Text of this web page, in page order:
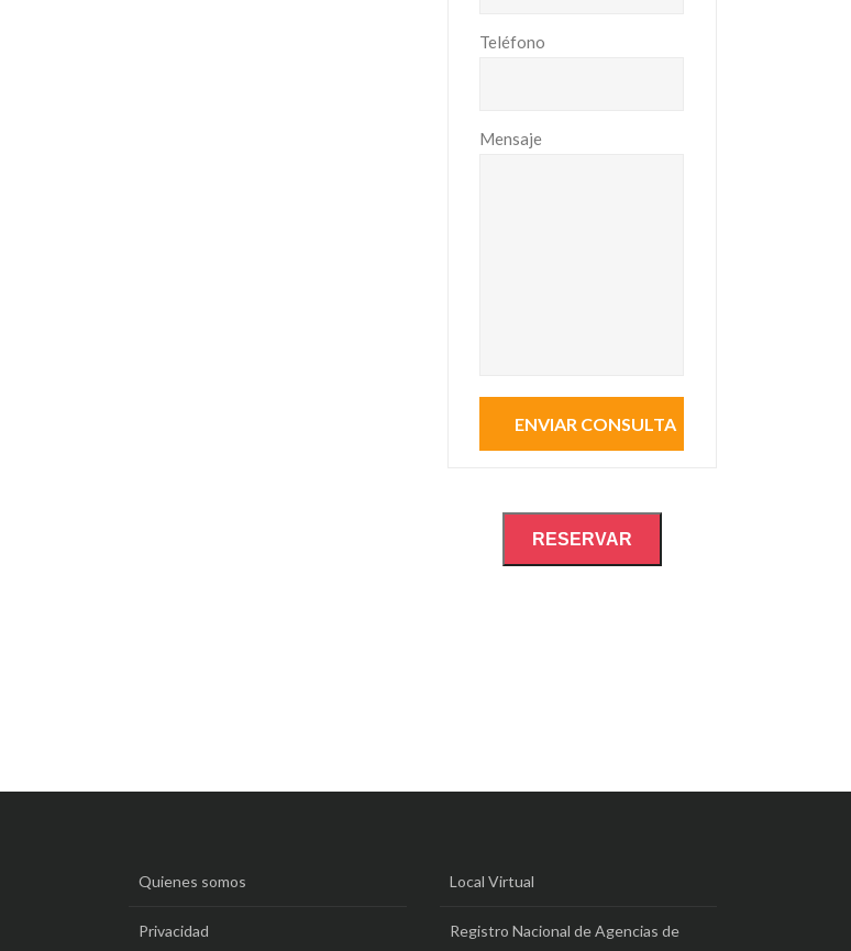
Teléfono
Mensaje
RESERVAR
Quienes somos
Privacidad
Local Virtual
Registro Nacional de Agencias de